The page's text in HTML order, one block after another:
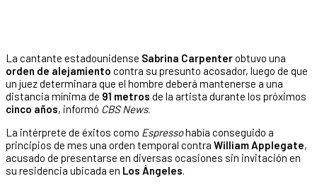
La cantante estadounidense Sabrina Carpenterobtuvo una
orden de alejamiento contra su presunto acosador, luego de que
un juez determinara que el hombre deberá mantenerse a una
distancia mínima de 91 metros de la artista durante los próximos
cinco años, informó CBS News.
La intérprete de éxitos como Espressohabía conseguido a
principios de mes una orden temporal contra William Applegate,
acusado de presentarse en diversas ocasiones sin invitación en
su residencia ubicada en Los Ángeles.